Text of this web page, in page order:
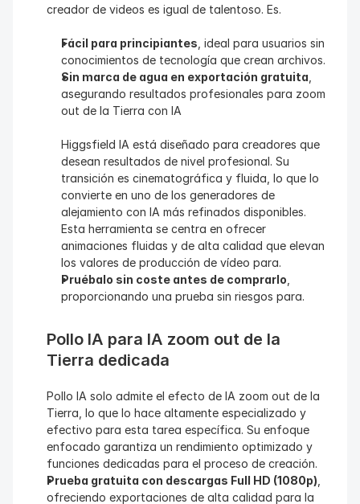
creador de videos es igual de talentoso. Es.
Fácil para principiantes , ideal para usuarios sin
conocimientos de tecnología que crean archivos.
Sin marca de agua en exportación gratuita
asegurando resultados profesionales para zoom
out de la Tierra con IA
Higgsfield IA está diseñado para creadores que
desean resultados de nivel profesional. Su
transición es cinematográfica y fluida, lo que lo
convierte en uno de los generadores de
alejamiento con IA más refinados disponibles.
Esta herramienta se centra en ofrecer
animaciones fluidas y de alta calidad que elevan
los valores de producción de vídeo para.
Pruébalo sin coste antes de comprarlo
proporcionando una prueba sin riesgos para.
Pollo IA para IA zoom out de la
Tierra dedicada
Pollo IA solo admite el efecto de IA zoom out de la
Tierra, lo que lo hace altamente especializado y
efectivo para esta tarea específica. Su enfoque
enfocado garantiza un rendimiento optimizado y
funciones dedicadas para el proceso de creación.
Prueba gratuita con descargas Full HD (1080p)
ofreciendo exportaciones de alta calidad para la